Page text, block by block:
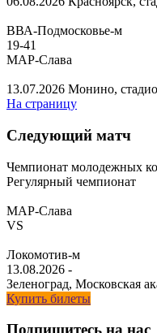
ВВА-Подмосковье-м
19-41
МАР-Слава
13.07.2026 Монино,
На страницу
Следующий матч
Чемпионат молодежных
Регулярный чемпионат
МАР-Слава
VS
Локомотив-м
13.08.2026 -
Зеленоград, Московская
Купить билеты
Подпишитесь на нас